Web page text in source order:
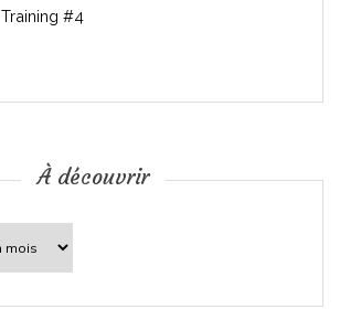
Training #4
À découvrir